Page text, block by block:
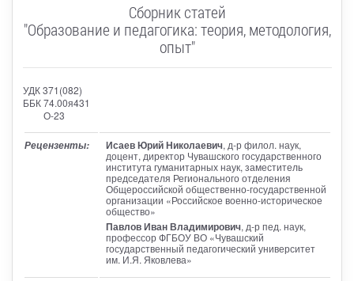
Сборник статей
"Образование и педагогика: теория, методология,
опыт"
УДК 371(082)
ББК 74.00я431
О-23
Рецензенты: Исаев Юрий Николаевич, д-р филол. наук,
доцент, директор Чувашского государственного
института гуманитарных наук, заместитель
председателя Регионального отделения
Общероссийской общественно-государственной
организации «Российское военно-историческое
общество»
Павлов Иван Владимирович, д-р пед. наук,
профессор ФГБОУ ВО «Чувашский
государственный педагогический университет
им. И.Я. Яковлева»